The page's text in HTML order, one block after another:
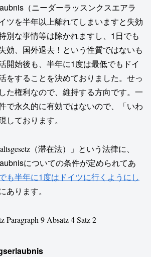
（ニーダーラッスンクスエアラ
ツを半年以上離れてしまいますと失効
別な事情等は除かれますし、1日でも
効、国外退去！という性質ではないも
開始後も、半年に1度は最低でもドイ
をすることを決めておりました。せっ
た権利なので、維持する方向です。一
で永久的に有効ではないので、「いわ
しております。
（滞在法）」という法律に、
についての条件が定められてあ
も半年に1度はドイツに行くようにし
あります。
Paragraph 9 Absatz 4 Satz 2